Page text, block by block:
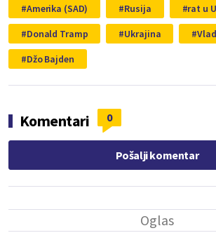
Amerika (SAD) Rusija
rat u
Donald Tramp
Ukrajina
Džo Bajden
Komentari 0
Pošalji komentar